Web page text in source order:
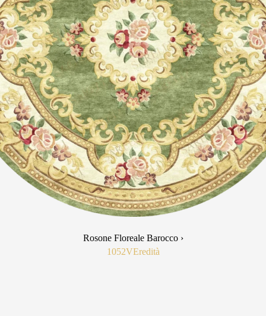
Rosone Floreale Barocco ›
1052VEredità